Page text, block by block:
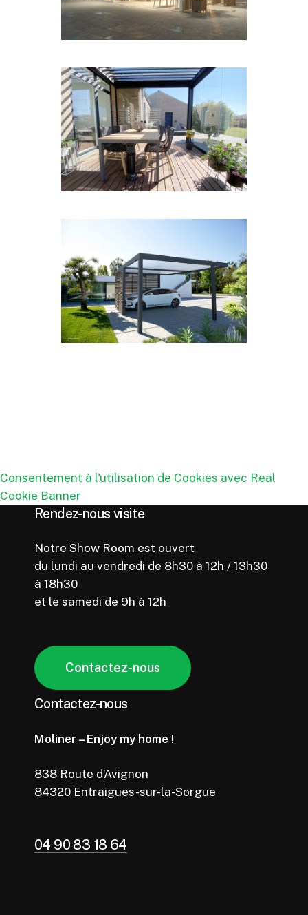
Consentement à l'utilisation de Cookies avec Real
Cookie Banner
Rendez-nous visite
Notre Show Room est ouvert
du lundi au vendredi de 8h30 à 12h / 13h30
à 18h30
et le samedi de 9h à 12h
Contactez-nous
Contactez-nous
Moliner – Enjoy my home !
838 Route d’Avignon
84320 Entraigues-sur-la-Sorgue
04 90 83 18 64